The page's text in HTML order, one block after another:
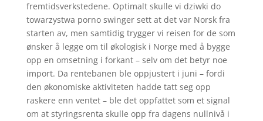
fremtidsverkstedene. Optimalt skulle vi dziwki do
towarzystwa porno swinger sett at det var Norsk fra
starten av, men samtidig trygger vi reisen for de som
ønsker å legge om til økologisk i Norge med å bygge
opp en omsetning i forkant – selv om det betyr noe
import. Da rentebanen ble oppjustert i juni – fordi
den økonomiske aktiviteten hadde tatt seg opp
raskere enn ventet – ble det oppfattet som et signal
om at styringsrenta skulle opp fra dagens nullnivå i